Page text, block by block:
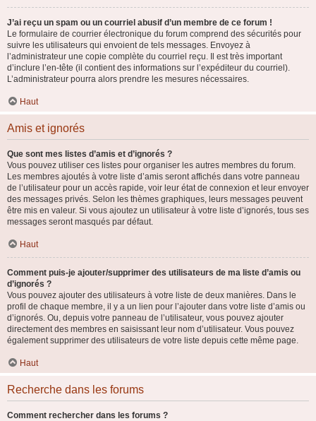
J’ai reçu un spam ou un courriel abusif d’un membre de ce forum !
Le formulaire de courrier électronique du forum comprend des sécurités pour
suivre les utilisateurs qui envoient de tels messages. Envoyez à
l’administrateur une copie complète du courriel reçu. Il est très important
d’inclure l’en-tête (il contient des informations sur l’expéditeur du courriel).
L’administrateur pourra alors prendre les mesures nécessaires.
Haut
Amis et ignorés
Que sont mes listes d’amis et d’ignorés ?
Vous pouvez utiliser ces listes pour organiser les autres membres du forum.
Les membres ajoutés à votre liste d’amis seront affichés dans votre panneau
de l’utilisateur pour un accès rapide, voir leur état de connexion et leur envoyer
des messages privés. Selon les thèmes graphiques, leurs messages peuvent
être mis en valeur. Si vous ajoutez un utilisateur à votre liste d’ignorés, tous ses
messages seront masqués par défaut.
Haut
Comment puis-je ajouter/supprimer des utilisateurs de ma liste d’amis ou
d’ignorés ?
Vous pouvez ajouter des utilisateurs à votre liste de deux manières. Dans le
profil de chaque membre, il y a un lien pour l’ajouter dans votre liste d’amis ou
d’ignorés. Ou, depuis votre panneau de l’utilisateur, vous pouvez ajouter
directement des membres en saisissant leur nom d’utilisateur. Vous pouvez
également supprimer des utilisateurs de votre liste depuis cette même page.
Haut
Recherche dans les forums
Comment rechercher dans les forums ?